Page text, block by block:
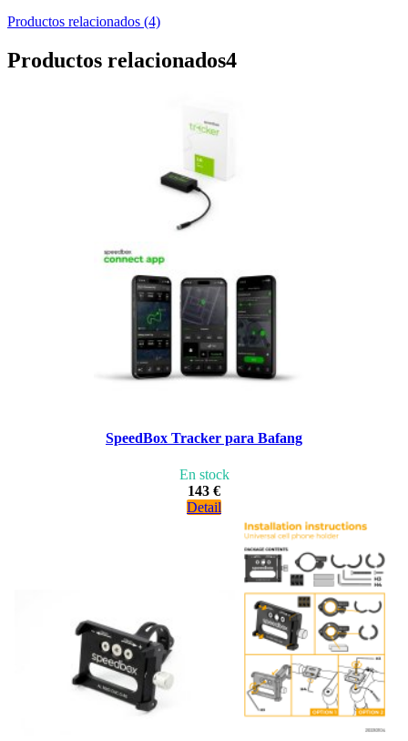
Productos relacionados (4)
Productos relacionados4
SpeedBox Tracker para Bafang
En stock
143 €
Detail